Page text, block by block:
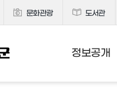
문화관광 도서관
정보공개